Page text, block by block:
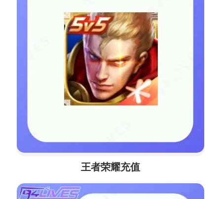
王者荣耀充值